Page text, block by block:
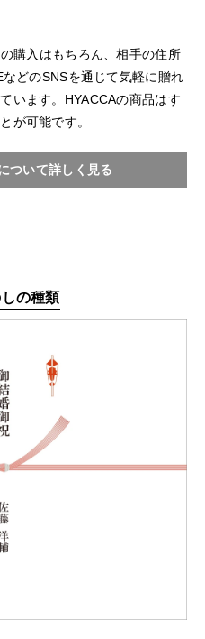
購入はもちろん、相手の住所
どのSNSを通じて気軽に贈れ
います。HYACCAの商品はす
が可能です。
ついて詳しく見る
の種類